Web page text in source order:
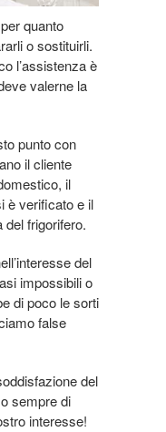
quanto
o sostituirli.
l’assistenza è
valerne la
punto con
il cliente
il
è verificato e il
del frigorifero.
del
impossibili o
di poco le sorti
false
del
sempre di
interesse!